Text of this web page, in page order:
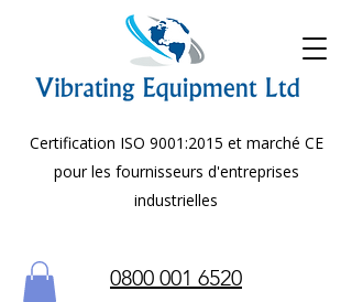
Certification ISO 9001:2015 et marché CE
pour les fournisseurs d'entreprises
industrielles
0800 001 6520